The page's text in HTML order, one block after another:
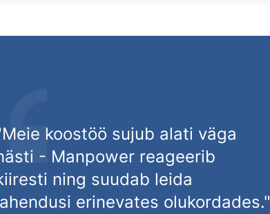
koostöö sujub alati väga
- Manpower reageerib
ning suudab leida
erinevates olukordades."